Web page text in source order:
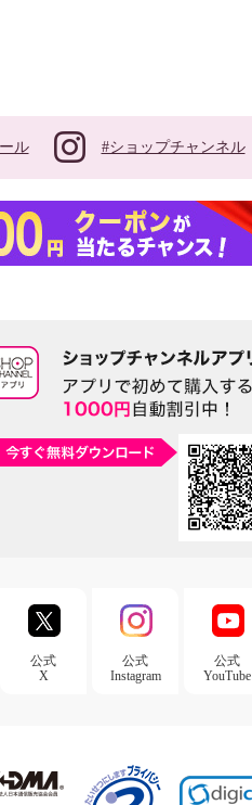
ル #ショップチャンネル
公式
X
公式
Instagram
公式
YouTube